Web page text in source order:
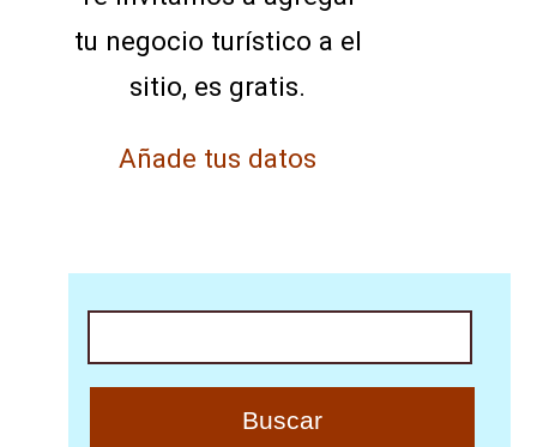
tu negocio turístico a el
sitio, es gratis.
Añade tus datos
Buscar